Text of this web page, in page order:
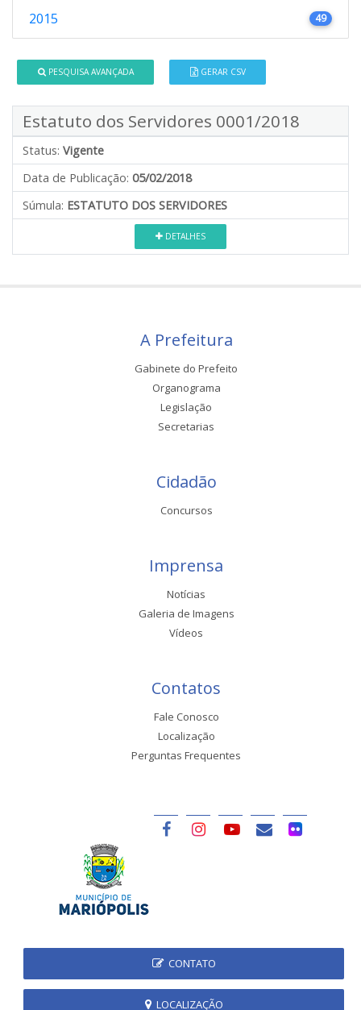
2015 49
PESQUISA AVANÇADA GERAR CSV
Estatuto dos Servidores 0001/2018
Status: Vigente
Data de Publicação: 05/02/2018
Súmula: ESTATUTO DOS SERVIDORES
DETALHES
A Prefeitura
Gabinete do Prefeito
Organograma
Legislação
Secretarias
Cidadão
Concursos
Imprensa
Notícias
Galeria de Imagens
Vídeos
Contatos
Fale Conosco
Localização
Perguntas Frequentes
CONTATO
LOCALIZAÇÃO